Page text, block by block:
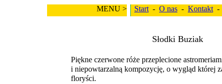
MENU > Start - O nas - Kontakt
Słodki Buziak
Piękne czerwone róże przeplecione
i niepowtarzalną kompozycję, o wygląd której
floryści.